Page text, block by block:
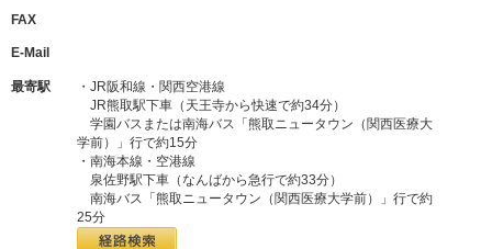
FAX
E-Mail
最寄駅
・JR阪和線・関西空港線
JR熊取駅下車（天王寺から快速で約34分）
学園バスまたは南海バス「熊取ニュータウン（関西医療大
学前）」行で約15分
・南海本線・空港線
泉佐野駅下車（なんばから急行で約33分）
南海バス「熊取ニュータウン（関西医療大学前）」行で約
25分